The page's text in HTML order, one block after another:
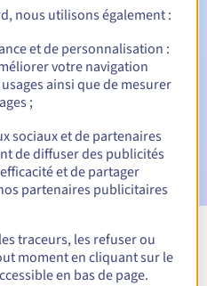
pour notification de la
de rédemptionpour
du nom de domaine
extensions
nous utilisons également :
et de personnalisation :
votre navigation
ainsi que de mesurer
;
sociaux et de partenaires
de diffuser des publicités
et de partager
partenaires publicitaires
traceurs, les refuser ou
moment en cliquant sur le
en bas de page.